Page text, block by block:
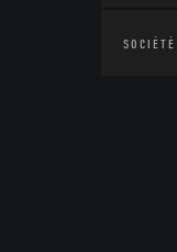
SOCIÉTÉ